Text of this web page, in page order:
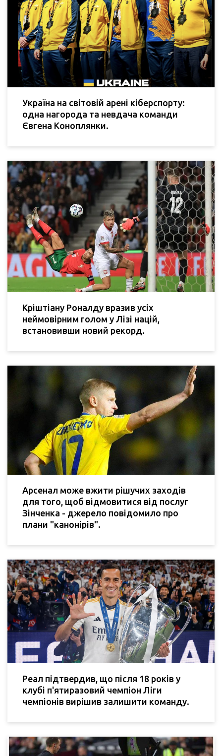
Україна на світовій арені кіберспорту:
одна нагорода та невдача команди
Євгена Коноплянки.
Кріштіану Роналду вразив усіх
неймовірним голом у Лізі націй,
встановивши новий рекорд.
Арсенал може вжити рішучих заходів
для того, щоб відмовитися від послуг
Зінченка - джерело повідомило про
плани "канонірів".
Реал підтвердив, що після 18 років у
клубі п'ятиразовий чемпіон Ліги
чемпіонів вирішив залишити команду.